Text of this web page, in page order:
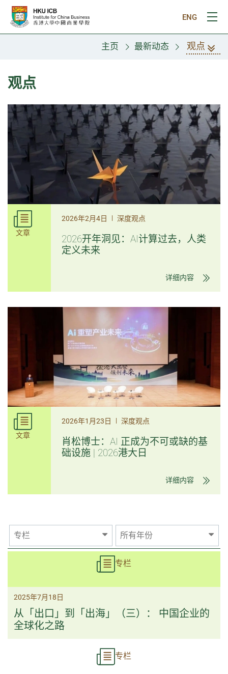
跳往主要内容
ENG
打
主页 最新动态 观点
观点
文章
2026年2月4日 | 深度观点
2026开年洞见：AI计算过去，人类
定义未来
详细内容
文章
2026年1月23日 | 深度观点
肖松博士：AI 正成为不可或缺的基
础设施 | 2026港大日
详细内容
专栏 所有年份
专栏
2025年7月18日
从「出口」到「出海」（三）： 中国企业的
全球化之路
专栏